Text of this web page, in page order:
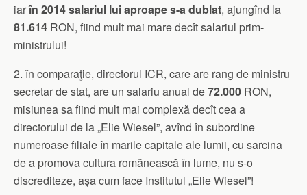
iarîn 2014 salariul lui aproape s-a dublat, ajungînd la
81.614 RON, fiind mult mai mare decît salariul prim-
ministrului!
2. în comparaţie, directorul ICR, care are rang de ministru
secretar de stat, are un salariu anual de72.000 RON,
misiunea sa fiind mult mai complexă decît cea a
directorului de la „Elie Wiesel”, avînd în subordine
numeroase filiale în marile capitale ale lumii, cu sarcina
de a promova cultura românească în lume, nu s-o
discrediteze, aşa cum face Institutul „Elie Wiesel”!